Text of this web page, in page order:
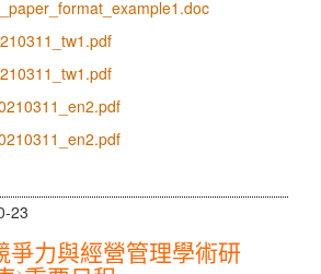
23
爭力與經營管理學術研